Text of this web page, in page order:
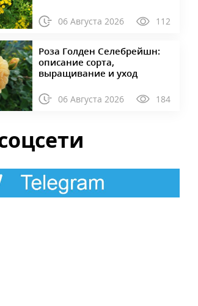
06 Августа 2026 112
Роза Голден Селебрейшн:
описание сорта,
выращивание и уход
06 Августа 2026 184